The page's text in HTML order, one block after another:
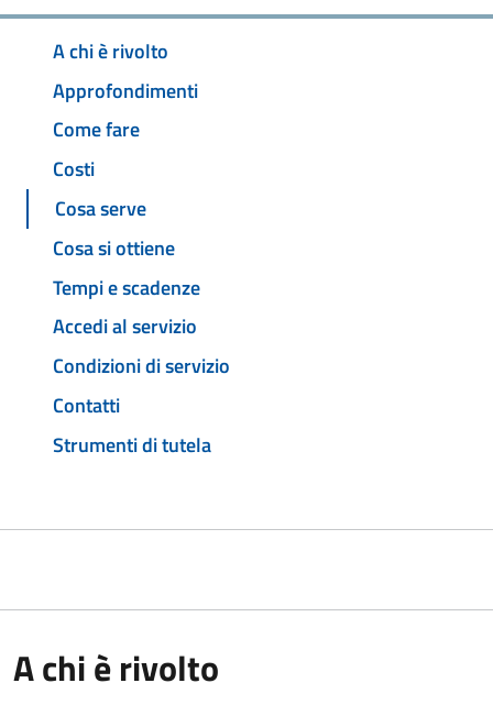
A chi è rivolto
Approfondimenti
Come fare
Costi
Cosa serve
Cosa si ottiene
Tempi e scadenze
Accedi al servizio
Condizioni di servizio
Contatti
Strumenti di tutela
A chi è rivolto